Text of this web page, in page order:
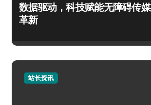
数据驱动，科技赋能无障碍传媒
革新
站长资讯